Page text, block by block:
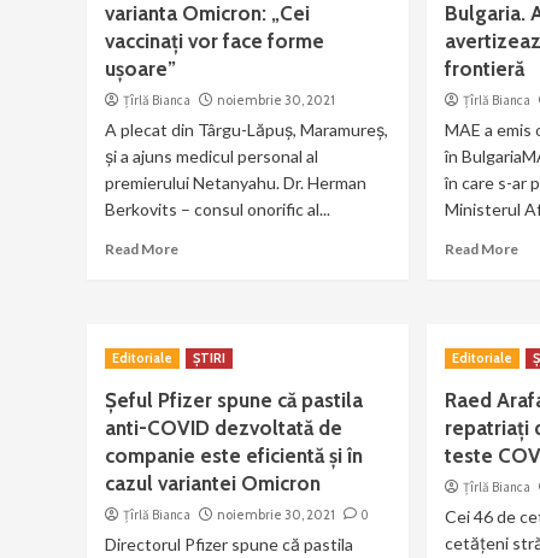
varianta Omicron: „Cei
vaccinați vor face forme
ușoare”
Țîrlă Bianca noiembrie 30, 2021
A plecat din Târgu-Lăpuș, Maramureș,
și a ajuns medicul personal al
premierului Netanyahu. Dr. Herman
Berkovits – consul onorific al...
Read More
Bulgaria.
frontieră
Țîrlă Bianca
MAE a
în
în care s-ar
Ministerul
Read More
Editoriale ȘTIRI
Șeful Pfizer spune că pastila
anti-COVID dezvoltată de
companie este eficientă și în
cazul variantei Omicron
Țîrlă Bianca noiembrie 30, 2021 0
Directorul Pfizer spune că pastila
Editoriale
Raed
repatriați
teste
Țîrlă Bianca
Cei 46 de
cetăţeni